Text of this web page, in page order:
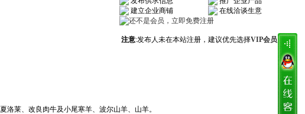
建立企业商铺
在线洽谈生意
注意:发布人未在本站注册，建议优先选择VIP会员
莱、改良肉牛及小尾寒羊、波尔山羊、山羊。